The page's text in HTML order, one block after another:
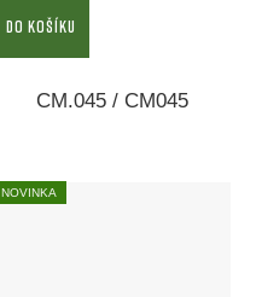
DO KOŠÍKU
CM.045 / CM045
NOVINKA